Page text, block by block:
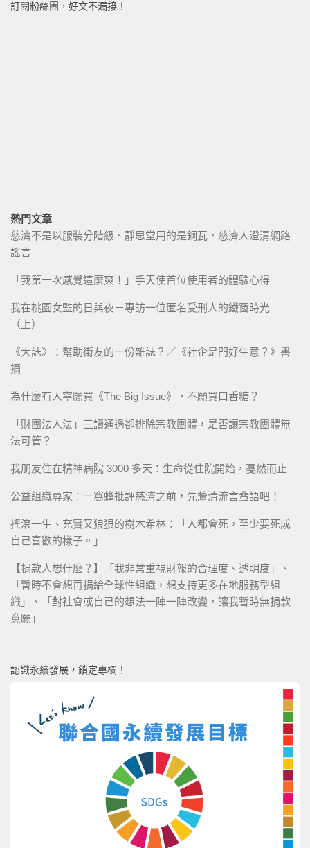
訂閱粉絲團，好文不漏接！
熱門文章
慈濟不是以服裝分階級、靜思堂用的是銅瓦，慈濟人澄清網路
謠言
「我第一次感覺這麼爽！」手天使首位使用者的體驗心得
我在桃園女監的日與夜－專訪一位匿名受刑人的鐵窗時光
（上）
《大誌》：幫助街友的一份雜誌？／《社企是門好生意？》書
摘
為什麼有人寧願買《The Big Issue》，不願買口香糖？
「財團法人法」三讀通過卻排除宗教團體，是否讓宗教團體無
法可管？
我朋友住在精神病院 3000 多天：生命從住院開始，戞然而止
公益組織專家：一窩蜂批評慈濟之前，先釐清流言蜚語吧！
搖滾一生、充實又狼狽的樹木希林：「人都會死，至少要死成
自己喜歡的樣子。」
【捐款人想什麼？】「我非常重視財報的合理度、透明度」、
「暫時不會想再捐給全球性組織，想支持更多在地服務型組
織」、「對社會或自己的想法一陣一陣改變，讓我暫時無捐款
意願」
認識永續發展，鎖定專欄！